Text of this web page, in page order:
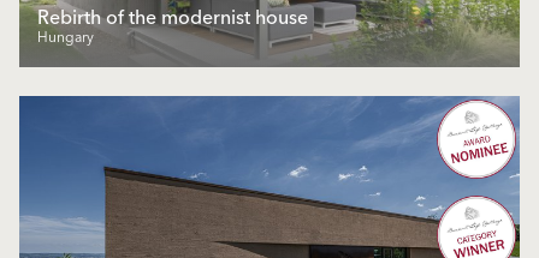
Rebirth of the modernist house
Hungary